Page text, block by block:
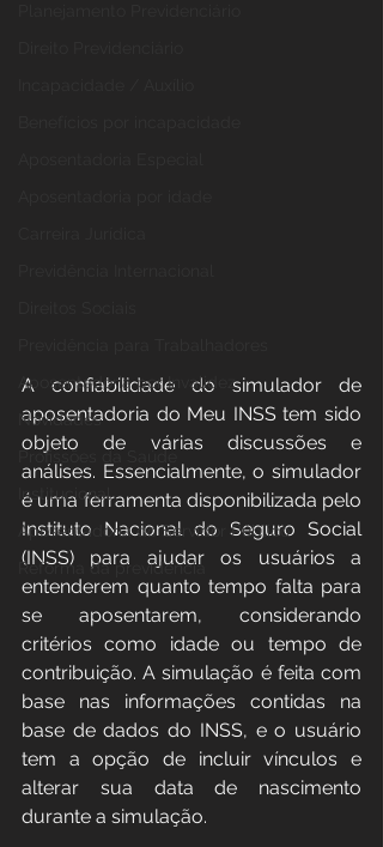
Aposentadoria por Invalidez
Novidades
Profissões da Saúde
Institucional
Aposentadoria do Servidor Público
Reforma da previdência
A confiabilidade do simulador de
aposentadoria do Meu INSS tem sido
objeto de várias discussões e
análises. Essencialmente, o simulador
é uma ferramenta disponibilizada pelo
Instituto Nacional do Seguro Social
(INSS) para ajudar os usuários a
entenderem quanto tempo falta para
se aposentarem, considerando
critérios como idade ou tempo de
contribuição. A simulação é feita com
base nas informações contidas na
base de dados do INSS, e o usuário
tem a opção de incluir vínculos e
alterar sua data de nascimento
durante a simulação​​.